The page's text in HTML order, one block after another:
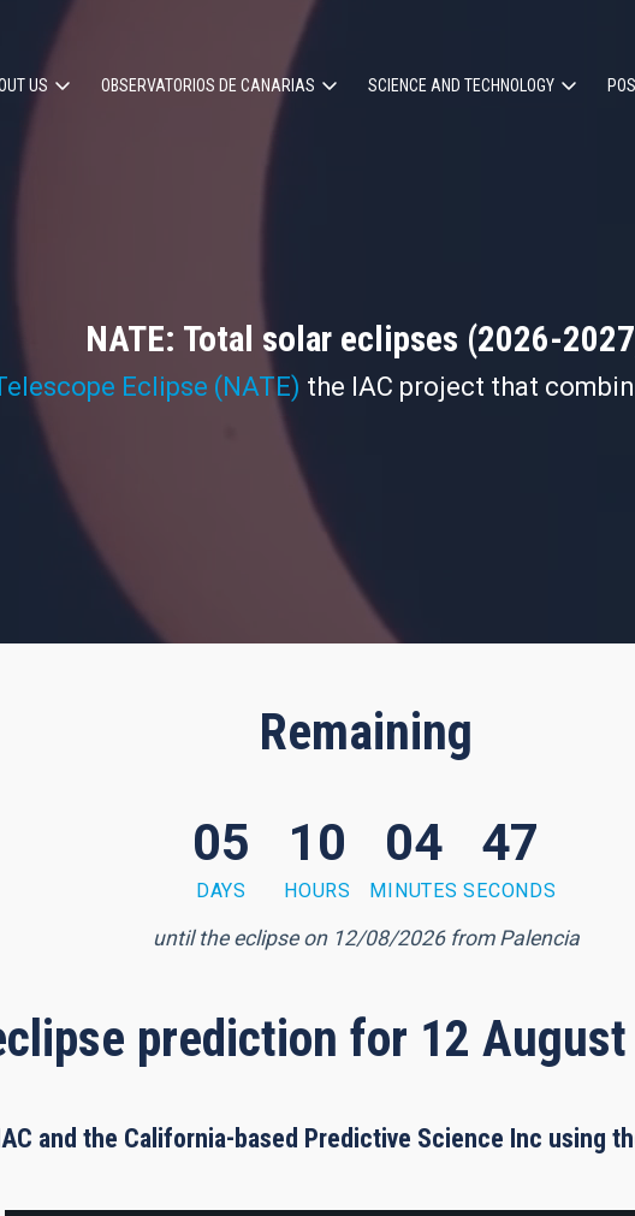
US OBSERVATORIOS DE CANARIAS SCIENCE AND TECHNOLOGY
NATE: Total solar eclipses (2026-
Eclipse (NATE) the IAC project that
Remaining
05
DAYS
10
HOURS
04
MINUTES
45
SECONDS
until the eclipse on 12/08/2026 from Palencia
prediction for 12
and the California-based Predictive Science Inc using